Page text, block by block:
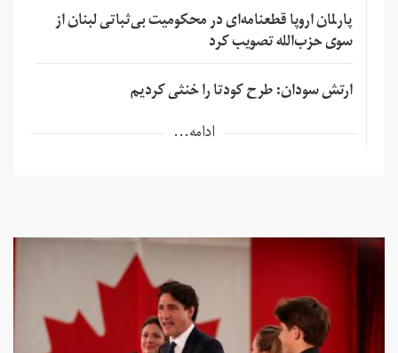
پارلمان اروپا قطعنامه‌ای در محکومیت بی‌ثباتی لبنان از
سوی حزب‌الله تصویب کرد
ارتش سودان: طرح کودتا را خنثی کردیم
ادامه...